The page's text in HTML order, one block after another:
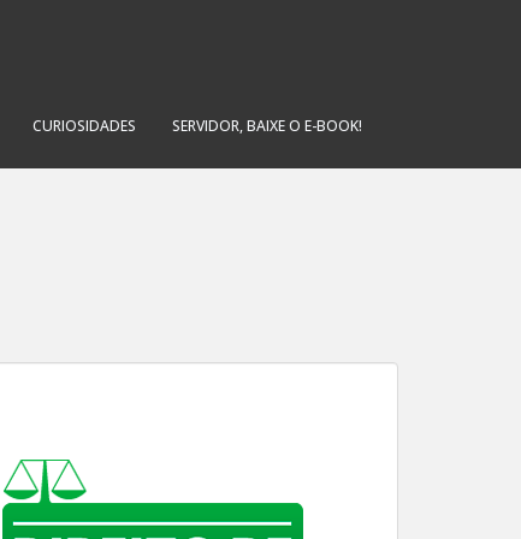
CURIOSIDADES SERVIDOR, BAIXE O E-BOOK!